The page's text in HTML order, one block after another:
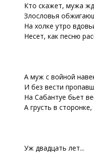
Кто скажет, мужа
Злословья
На холке утро
Несет, как песню
А муж с войной
И без вести
На Сабантуе бьет
А грусть в
Уж двадцать лет...